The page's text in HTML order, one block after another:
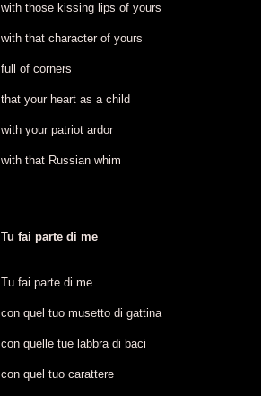
with those kissing lips of yours
with that character of yours
full of corners
that your heart as a child
with your patriot ardor
with that Russian whim
Tu fai parte di me
Tu fai parte di me
con quel tuo musetto di gattina
con quelle tue labbra di baci
con quel tuo carattere